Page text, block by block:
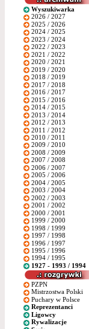
Wyszukiwarka
2026 / 2027
2025 / 2026
2024 / 2025
2023 / 2024
2022 / 2023
2021 / 2022
2020 / 2021
2019 / 2020
2018 / 2019
2017 / 2018
2016 / 2017
2015 / 2016
2014 / 2015
2013 / 2014
2012 / 2013
2011 / 2012
2010 / 2011
2009 / 2010
2008 / 2009
2007 / 2008
2006 / 2007
2005 / 2006
2004 / 2005
2003 / 2004
2002 / 2003
2001 / 2002
2000 / 2001
1999 / 2000
1998 / 1999
1997 / 1998
1996 / 1997
1995 / 1996
1994 / 1995
1927 - 1993 / 1994
PZPN
Mistrzostwa Polski
Puchary w Polsce
Reprezentanci
Ligowcy
Rywalizacje